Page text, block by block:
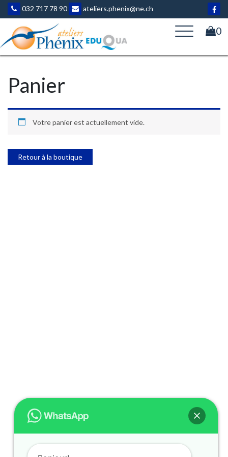
Aller
contenu
032 717 78 90 ateliers.phenix@ne.ch
0
Panier
Votre panier est actuellement vide.
Retour à la boutique